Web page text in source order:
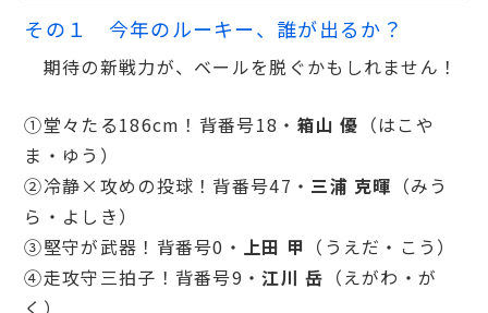
その１ 今年のルーキー、誰が出るか？
期待の新戦力が、ベールを脱ぐかもしれません！
①堂々たる186cm！背番号18・ 箱山 優 （はこや
ま・ゆう）
②冷静×攻めの投球！背番号47・ 三浦 克暉 （みう
ら・よしき）
③堅守が武器！背番号0・ 上田 甲 （うえだ・こう）
④走攻守三拍子！背番号9・江川 岳 （えがわ・が
く）